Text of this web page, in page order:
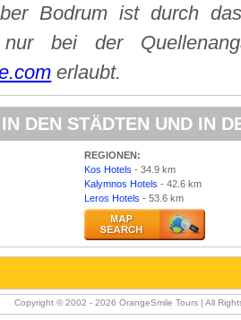
Bodrum ist durch
bei der
erlaubt.
DEN STÄDTEN UND IN
REGIONEN:
Kos Hotels - 34.9 km
Kalymnos Hotels - 42.6 km
Leros Hotels - 53.6 km
Copyright © 2002 - 2026 OrangeSmile Tours | All